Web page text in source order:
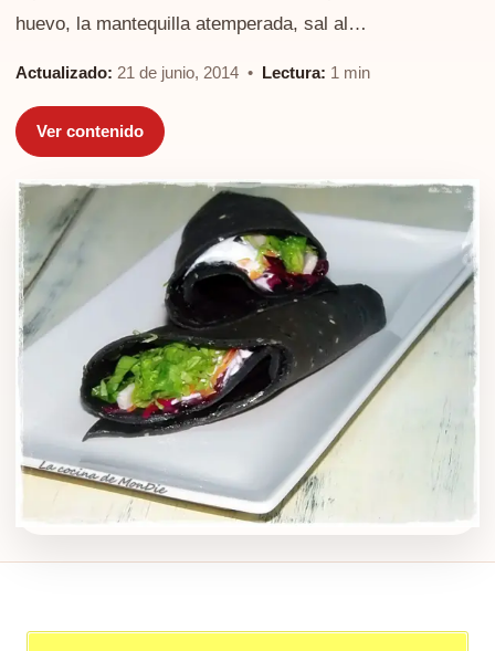
huevo, la mantequilla atemperada, sal al…
Actualizado: 21 de junio, 2014 • Lectura: 1 min
Ver contenido